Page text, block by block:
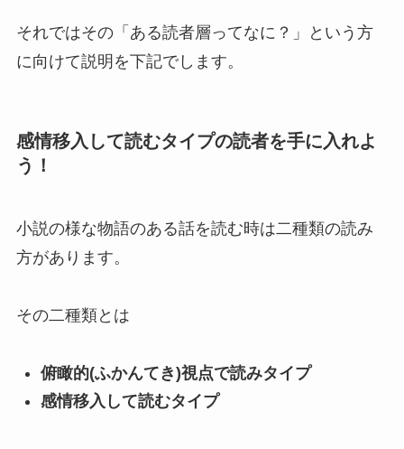
それではその「ある読者層ってなに？」という方
に向けて説明を下記でします。
感情移入して読むタイプの読者を手に入れよ
う！
小説の様な物語のある話を読む時は二種類の読み
方があります。
その二種類とは
俯瞰的(ふかんてき)視点で読みタイプ
感情移入して読むタイプ